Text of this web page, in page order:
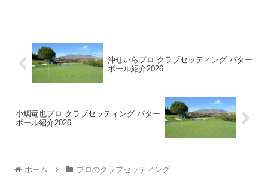
沖せいらプロ クラブセッティング パター
ボール紹介2026
小鯛竜也プロ クラブセッティング パター
ボール紹介2026
ホーム プロのクラブセッティング